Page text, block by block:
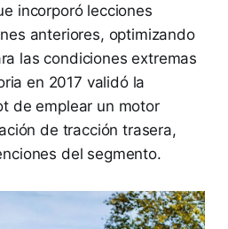
incorporó lecciones
anteriores, optimizando
las condiciones extremas
en 2017 validó la
de emplear un motor
de tracción trasera,
del segmento.